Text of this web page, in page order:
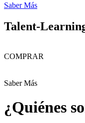
Saber Más
Talent-
COMPRAR
Saber Más
¿Quiénes